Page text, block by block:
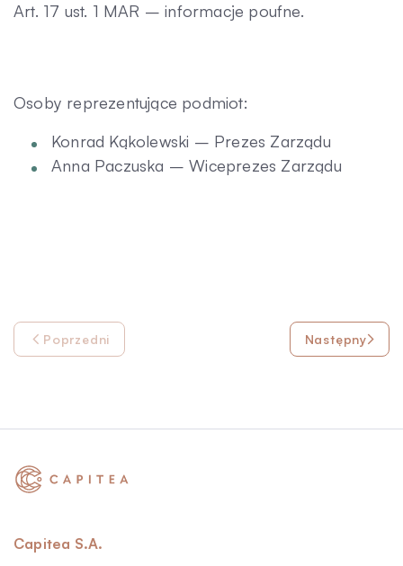
Art. 17 ust. 1 MAR – informacje poufne.
Osoby reprezentujące podmiot:
Konrad Kąkolewski – Prezes Zarządu
Anna Paczuska – Wiceprezes Zarządu
Poprzedni Następny
Capitea S.A.